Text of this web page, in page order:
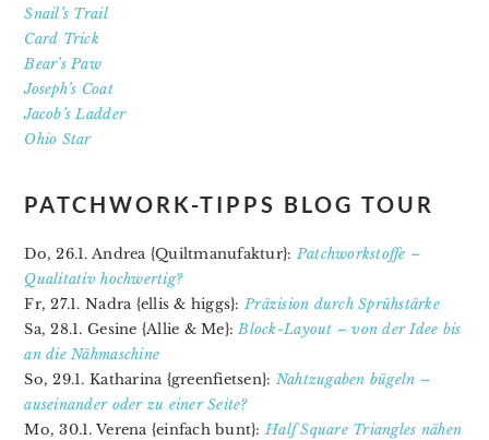
Snail’s Trail
Card Trick
Bear’s Paw
Joseph’s Coat
Jacob’s Ladder
Ohio Star
PATCHWORK-TIPPS BLOG TOUR
Do, 26.1. Andrea {Quiltmanufaktur}: Patchworkstoffe –
Qualitativ hochwertig?
Fr, 27.1. Nadra {ellis & higgs}: Präzision durch Sprühstärke
Sa, 28.1. Gesine {Allie & Me}:Block-Layout – von der Idee bis
an die Nähmaschine
So, 29.1. Katharina {greenfietsen}: Nahtzugaben bügeln –
auseinander oder zu einer Seite?
Mo, 30.1. Verena {einfach bunt}:Half SquareTriangles nähen